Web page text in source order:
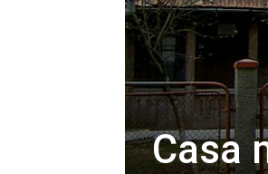
Casa